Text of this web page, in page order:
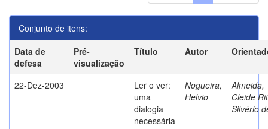
Conjunto de itens:
Data de
defesa
Pré-
visualização
Título Autor
22-Dez-2003
Ler o ver:
uma
dialogia
necessária
Nogueira,
Helvio
Almeida,
Cleide
Silvério